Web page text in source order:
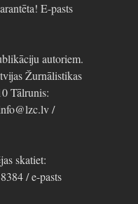
E-pasts
autoriem.
Žurnālistikas
Tālrunis:
/
skatiet:
/ e-pasts